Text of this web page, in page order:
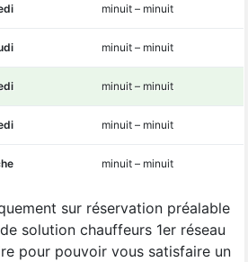
minuit – minuit
minuit – minuit
minuit – minuit
minuit – minuit
minuit – minuit
sur réservation préalable
solution chauffeurs 1er réseau
pour pouvoir vous satisfaire un